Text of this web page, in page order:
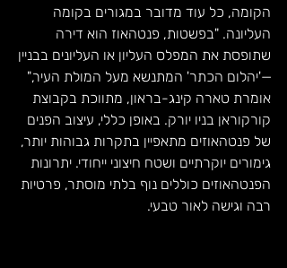
הקומה, כל עוד מדובר במגורים בקומה
העליונה. "בפשטות, פנטהאוז הוא דירה
שתופסת את המפלס העליון או העליונים בבניין
—'יהלום הכתר' המתנשא מעל המולת העיר,"
אומרת טארה קינג-בראון, מתווכת בקבוצת
קורקוראן בניו יורק. באופן כללי, עיצוב הפנים
של פנטהאוזים מתאפיין בתקרות גבוהות יותר,
גימורים יוקרתיים ושטח חיצוני ייחודי. יתרונות
הפנטהאוזים כוללים נוף בלתי מוסתר, פרטיות
רבה וגישה לאור טבעי.